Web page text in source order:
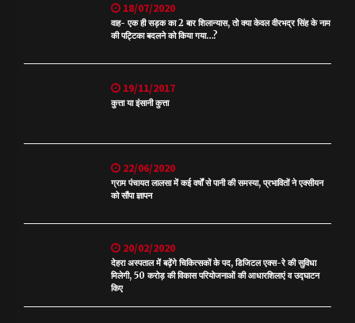
18/07/2020
वाह- एक ही सड़क का 2 बार शिलान्यास, तो क्या केवल वीरभद्र सिंह के नाम
की पट्टिका बदलने को किया गया…?
19/11/2017
कुत्ता या इंसानी कुत्ता
22/06/2020
ग्राम पंचायत लालसा में कई वर्षों से पानी की समस्या, प्रभावितों ने एक्सीयन
को सौंपा ज्ञापन
20/02/2020
देहरा अस्पताल में बढ़ेंगे चिकित्सकों के पद, डिजिटल एक्स-रे की सुविधा
मिलेगी, 50 करोड़ की विकास परियोजनाओं की आधारशिलाएं व उद्घाटन
किए